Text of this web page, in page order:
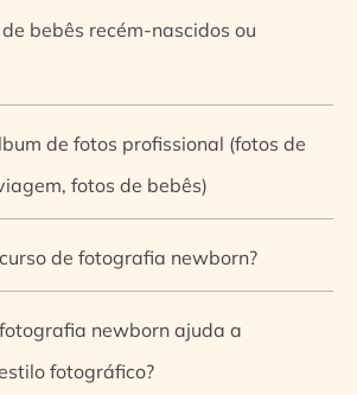
bebês recém-nascidos ou
de fotos profissional (fotos de
fotos de bebês)
de fotografia newborn?
newborn ajuda a
fotográfico?